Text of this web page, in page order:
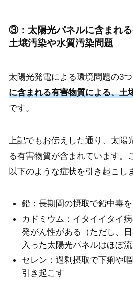
③：太陽光パネルに含まれる
土壌汚染や水質汚染問題
太陽光発電による環境問題の3つ
に含まれる有害物質による、土
です。
上記でもお伝えした通り、太陽
る有害物質が含まれています。
以下のような症状を引き起こし
鉛：長期間の摂取で鉛中毒
カドミウム：イタイイタイ
発がん性がある（ただし、
入った太陽光パネルはほぼ
セレン：過剰摂取で下痢や
引き起こす